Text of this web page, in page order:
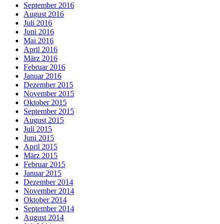
September 2016
August 2016
Juli 2016
Juni 2016
Mai 2016
April 2016
März 2016
Februar 2016
Januar 2016
Dezember 2015
November 2015
Oktober 2015
September 2015
August 2015
Juli 2015
Juni 2015
April 2015
März 2015
Februar 2015
Januar 2015
Dezember 2014
November 2014
Oktober 2014
September 2014
August 2014